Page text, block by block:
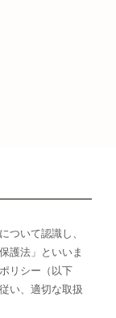
ついて認識し、
護法」といいま
リシー（以下
い、適切な取扱